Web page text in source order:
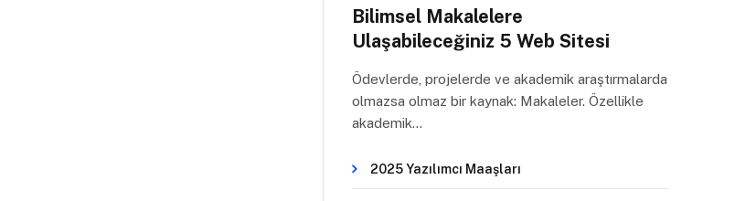
Bilimsel Makalelere
Ulaşabileceğiniz 5 Web Sitesi
Ödevlerde, projelerde ve akademik araştırmalarda
olmazsa olmaz bir kaynak: Makaleler. Özellikle
akademik…
2025 Yazılımcı Maaşları